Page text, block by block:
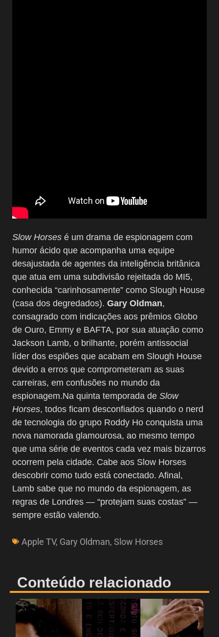
Slow Horses é um drama de espionagem com
humor ácido que acompanha uma equipe
desajustada de agentes da inteligência britânica
que atua em uma subdivisão rejeitada do MI5,
conhecida “carinhosamente” como Slough House
(casa dos degredados). Gary Oldman,
consagrado com indicações aos prêmios Globo
de Ouro, Emmy e BAFTA, por sua atuação como
Jackson Lamb, o brilhante, porém antissocial
líder dos espiões que acabam em Slough House
devido a erros que comprometeram as suas
carreiras, em confusões no mundo da
espionagem.Na quinta temporada de Slow
Horses, todos ficam desconfiados quando o nerd
de tecnologia do grupo Roddy Ho conquista uma
nova namorada glamourosa, ao mesmo tempo
que uma série de eventos cada vez mais bizarros
ocorrem pela cidade. Cabe aos Slow Horses
descobrir como tudo está conectado. Afinal,
Lamb sabe que no mundo da espionagem, as
regras de Londres — “protejam suas costas” —
sempre estão valendo.
Apple TV, Gary Oldman, Slow Horses
Conteúdo relacionado